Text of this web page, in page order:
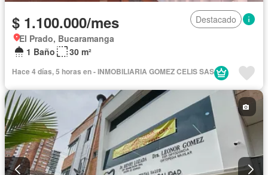
$ 1.100.000/mes
Destacado
El Prado, Bucaramanga
1 Baño
30 m²
Hace 4 días, 5 horas en - INMOBILIARIA GOMEZ CELIS SAS